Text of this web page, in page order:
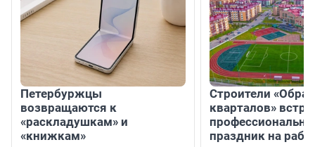
Петербуржцы
возвращаются к
«раскладушкам» и
«книжкам»
Строители
кварталов»
праздник на